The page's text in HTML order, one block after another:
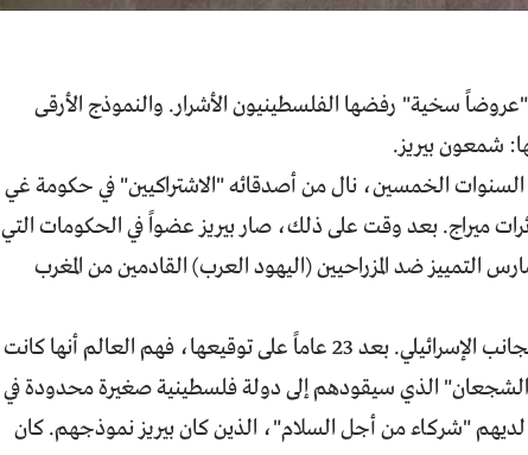
سخية" رفضها الفلسطينيون الأشرار. والنموذج الأرقى
شمعون بيريز.
السنوات الخمسين، نال من أصدقائه "الاشتراكيين" في حكومة غي
ميراج. بعد وقت على ذلك، صار بيريز عضواً في الحكومات التي
التمييز ضد المزراحيين (اليهود العرب) القادمين من المغرب
بيريز ورابين هما مهندسا اتفاقيات أوسلو من الجانب الإسرائيلي. بعد 23 عاماً على توقيعها، فهم العالم أنها كانت
الذي سيقودهم إلى دولة فلسطينية صغيرة محدودة في
أنّ لديهم "شركاء من أجل السلام"، الذين كان بيريز نموذجهم. كان